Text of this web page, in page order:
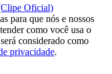
Oficial)
para que nós e nossos
como você usa o
considerado como
privacidade.